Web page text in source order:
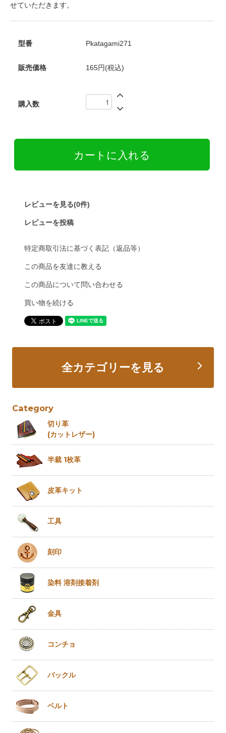
せていただきます。
型番 Pkatagami271
販売価格 165円(税込)
購入数
レビューを見る(0件)
レビューを投稿
特定商取引法に基づく表記（返品等）
この商品を友達に教える
この商品について問い合わせる
買い物を続ける
全カテゴリーを見る
Category
切り革
(カットレザー)
半裁 1枚革
皮革キット
工具
刻印
染料 溶剤接着剤
金具
コンチョ
バックル
ベルト